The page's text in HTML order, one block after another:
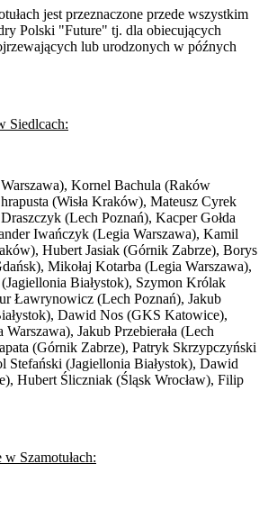
jest przeznaczone przede wszystkim
Polski "Future" tj. dla obiecujących
lub urodzonych w późnych
Siedlcach:
Kornel Bachula (Raków
(Wisła Kraków), Mateusz Cyrek
(Lech Poznań), Kacper Gołda
Iwańczyk (Legia Warszawa), Kamil
Hubert Jasiak (Górnik Zabrze), Borys
Mikołaj Kotarba (Legia Warszawa),
Białystok), Szymon Królak
Ławrynowicz (Lech Poznań), Jakub
Dawid Nos (GKS Katowice),
Jakub Przebierała (Lech
(Górnik Zabrze), Patryk Skrzypczyński
Stefański (Jagiellonia Białystok), Dawid
Hubert Śliczniak (Śląsk Wrocław), Filip
Szamotułach: